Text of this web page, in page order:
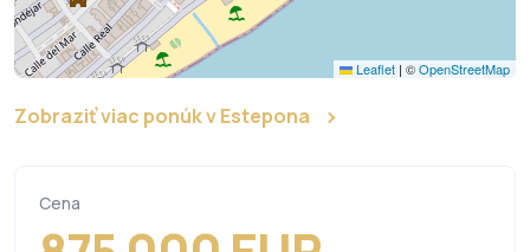
Leaflet | ©OpenStreetMap
Zobraziť viac ponúk v Estepona
Cena